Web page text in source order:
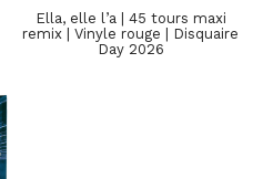
Ella, elle l’a | 45 tours maxi
remix | Vinyle rouge | Disquaire
Day 2026